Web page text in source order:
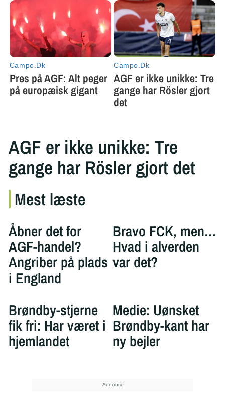
AGF er ikke unikke: Tre
gange har Rösler gjort det
Mest læste
Åbner det for
AGF-handel?
Angriber på plads
i England
Bravo FCK, men…
Hvad i alverden
var det?
Brøndby-stjerne
fik fri: Har været i
hjemlandet
Medie: Uønsket
Brøndby-kant har
ny bejler